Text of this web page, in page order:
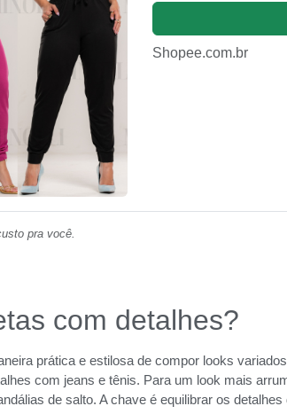
Shopee.com.br
pra você.
com detalhes?
prática e estilosa de compor looks
com jeans e tênis. Para um look mais
de salto. A chave é equilibrar os